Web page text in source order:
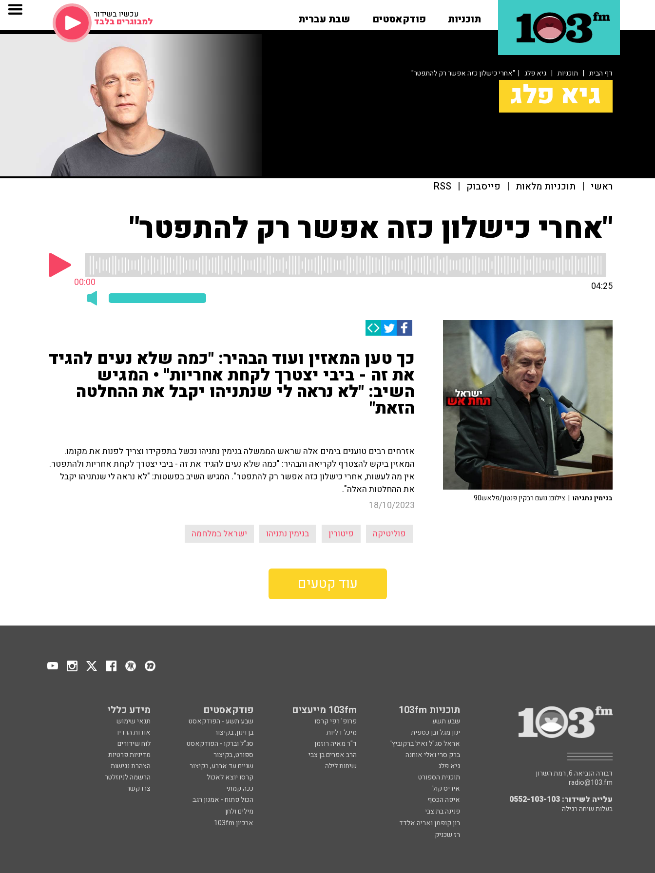
תוכניות פודקאסטים שבת עברית עכשיו בשידור
למבוגרים בלבד
דף הבית | תוכניות | גיא פלג | "אחרי כישלון כזה אפשר רק להתפטר"
גיא פלג
ראשי | תוכניות מלאות | פייסבוק |
RSS
"אחרי כישלון כזה אפשר רק להתפטר"
00:00 04:25
כך טען המאזין ועוד הבהיר: "כמה שלא נעים להגיד
את זה - ביבי יצטרך לקחת אחריות" • המגיש
השיב: "לא נראה לי שנתניהו יקבל את ההחלטה
הזאת"
אזרחים רבים טוענים בימים אלה שראש הממשלה בנימין נתניהו נכשל בתפקידו וצריך לפנות את מקומו.
המאזין ביקש להצטרף לקריאה והבהיר: "כמה שלא נעים להגיד את זה - ביבי יצטרך לקחת אחריות ולהתפטר.
אין מה לעשות, אחרי כישלון כזה אפשר רק להתפטר". המגיש השיב בפשטות: "לא נראה לי שנתניהו יקבל
את ההחלטות האלה".
18/10/2023
פוליטיקה פיטורין בנימין נתניהו ישראל במלחמה
בנימין נתניהו | צילום: נועם רבקין פנטון/פלאש90
עוד קטעים
תוכניות 103fm 103fm מייעצים פודקאסטים מידע כללי
שבע תשע פרופ' רפי קרסו שבע תשע - הפודקאסט
תנאי שימוש
ינון מגל ובן כספית
מיכל דליות בן וינון, בקיצור
אודות הרדיו
אראל סג"ל ואיל ברקוביץ'
ד"ר מאיה רוזמן סג"ל וברקו - הפודקאסט
לוח שידורים
ברק סרי ואלי אוחנה
הרב אפרים בן צבי ספורט, בקיצור
מדיניות פרטיות
גיא פלג
שיחות לילה שניים עד ארבע, בקיצור
הצהרת נגישות
תוכנית הספורט
קרסו יוצא לאכול
הרשמה לניוזלטר
איריס קול
ככה קמתי
צרו קשר
איפה הכסף
הכול פתוח - אמנון רגב
פנינה בת צבי
מילים ולחן
רון קופמן ואריה אלדד
ארכיון 103fm
רז שכניק
דבורה הנביאה 6, רמת השרון
radio@103.fm
עלייה לשידור: 0552-103-103
בעלות שיחה רגילה